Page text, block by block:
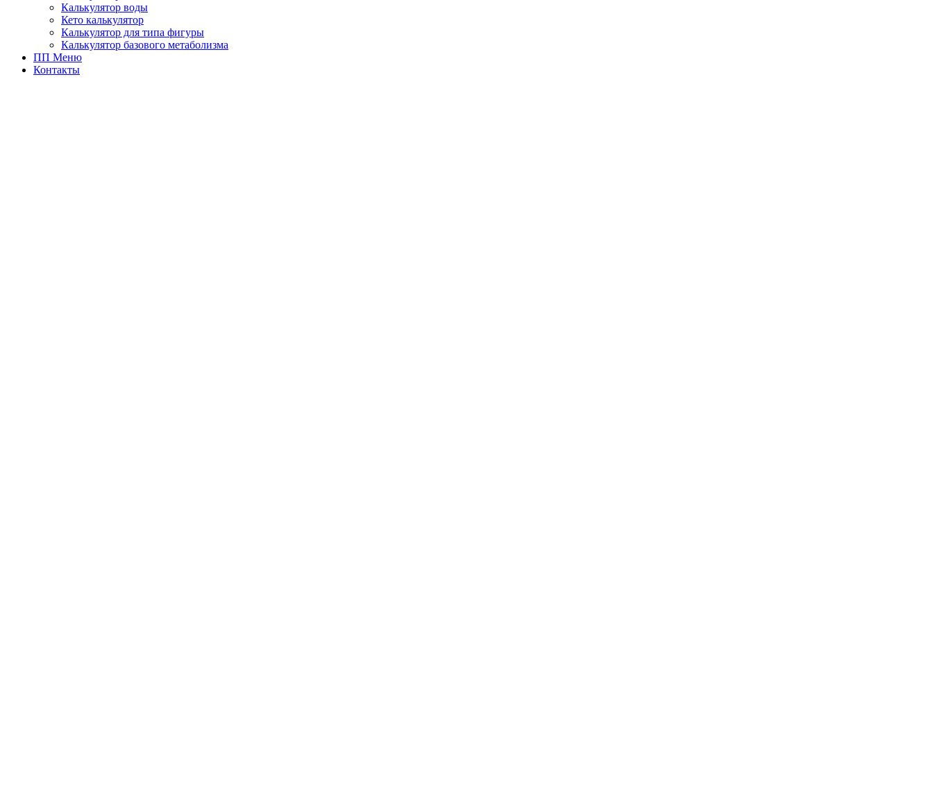
Калькулятор воды
Кето калькулятор
Калькулятор для типа фигуры
Калькулятор базового метаболизма
ПП Меню
Контакты